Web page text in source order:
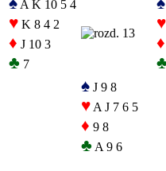
A K 10 5 4
♥ K 8 4 2
♦ J 10 3
♣ 7
♥
♦
♠ J 9 8
♥ A J 7 6 5
♦ 9 8
♣ A 9 6